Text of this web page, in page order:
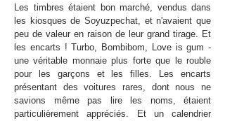
Les timbres étaient bon marché, vendus dans
les kiosques de Soyuzpechat, et n'avaient que
peu de valeur en raison de leur grand tirage. Et
les encarts ! Turbo, Bombibom, Love is gum -
une véritable monnaie plus forte que le rouble
pour les garçons et les filles. Les encarts
présentant des voitures rares, dont nous ne
savions même pas lire les noms, étaient
particulièrement appréciés. Et un calendrier